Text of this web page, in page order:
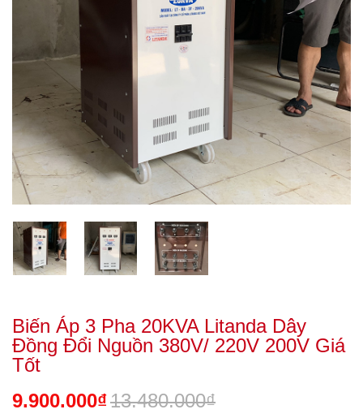
Biến Áp 3 Pha 20KVA Litanda Dây
Đồng Đổi Nguồn 380V/ 220V 200V Giá
Tốt
9.900.000₫13.480.000₫